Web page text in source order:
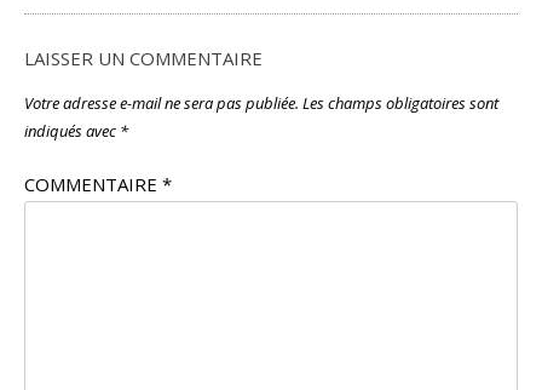
LAISSER UN COMMENTAIRE
Votre adresse e-mail ne sera pas publiée. Les champs obligatoires sont
indiqués avec *
COMMENTAIRE *